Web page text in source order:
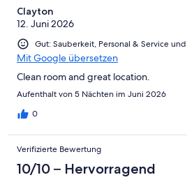
Clayton
12. Juni 2026
Gut: Sauberkeit, Personal & Service
Mit Google übersetzen
Clean room and great location.
Aufenthalt von 5 Nächten im Juni 2026
0
Verifizierte Bewertung
10/10 – Hervorragend